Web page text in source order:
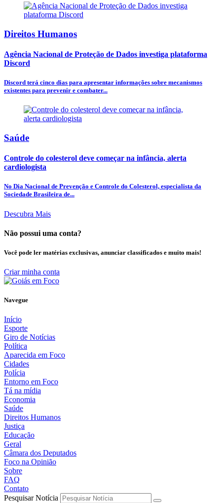
Direitos Humanos
Agência Nacional de Proteção de Dados investiga plataforma
Discord
Discord terá cinco dias para apresentar informações sobre mecanismos
existentes para prevenir e combater...
Saúde
Controle do colesterol deve começar na infância, alerta
cardiologista
No Dia Nacional de Prevenção e Controle do Colesterol, especialista da
Sociedade Brasileira de...
Descubra Mais
Não possui uma conta?
Você pode ler matérias exclusivas, anunciar classificados e muito mais!
Criar minha conta
Navegue
Início
Esporte
Giro de Notícias
Política
Aparecida em Foco
Cidades
Polícia
Entorno em Foco
Tá na mídia
Economia
Saúde
Direitos Humanos
Justiça
Educação
Geral
Câmara dos Deputados
Foco na Opinião
Sobre
FAQ
Contato
Pesquisar Notícia